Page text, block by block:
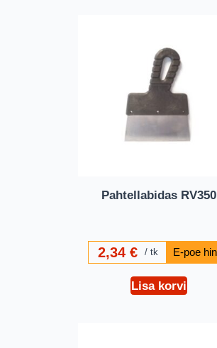
Pahtellabidas RV350
2,34€ tk
Lisa korvi